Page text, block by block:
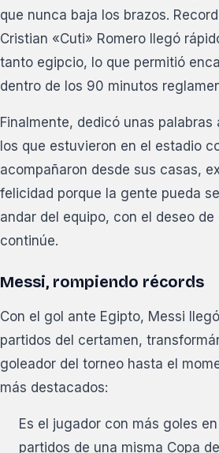
que nunca baja los brazos.
Cristian «Cuti» Romero llegó
tanto egipcio, lo que permitió
dentro de los 90 minutos
Finalmente, dedicó unas
los que estuvieron en el estadio
acompañaron desde sus casas,
felicidad porque la gente pueda
andar del equipo, con el deseo de
continúe.
Messi, rompiendo récords
Con el gol ante Egipto, Messi
partidos del certamen,
goleador del torneo hasta el
más destacados:
Es el jugador con más goles
partidos de una misma Copa